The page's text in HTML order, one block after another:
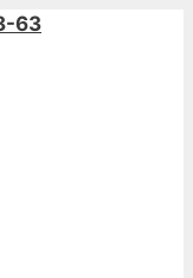
63